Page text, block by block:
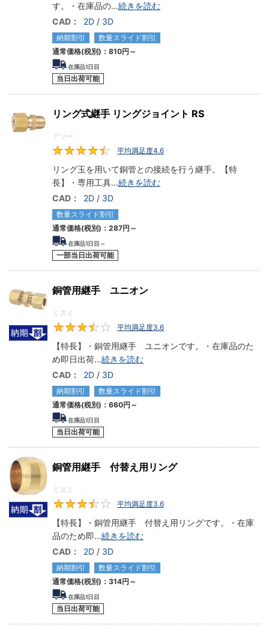
す。・在庫品の...続きを読む
CAD：
2D / 3D
納期割引
数量スライド割引
通常価格(税別)： 810円 ～
在庫品1日目
当日出荷可能
リング式継手 リングジョイント RS
アソー
平均満足度4.6
リング玉を用いて銅管との接続を行う継手。【特
長】・専用工具...続きを読む
CAD：
2D / 3D
数量スライド割引
通常価格(税別)： 287円 ～
在庫品1日目～
一部当日出荷可能
銅管用継手 ユニオン
ミスミ
平均満足度3.6
【特長】・銅管用継手 ユニオンです。・在庫品のた
め即日出荷...続きを読む
CAD：
2D / 3D
納期割引
数量スライド割引
通常価格(税別)： 660円 ～
在庫品1日目
当日出荷可能
銅管用継手 付替え用リング
ミスミ
平均満足度3.6
【特長】・銅管用継手 付替え用リングです。・在庫
品のため即...続きを読む
CAD：
2D / 3D
納期割引
数量スライド割引
通常価格(税別)： 314円 ～
在庫品1日目
当日出荷可能